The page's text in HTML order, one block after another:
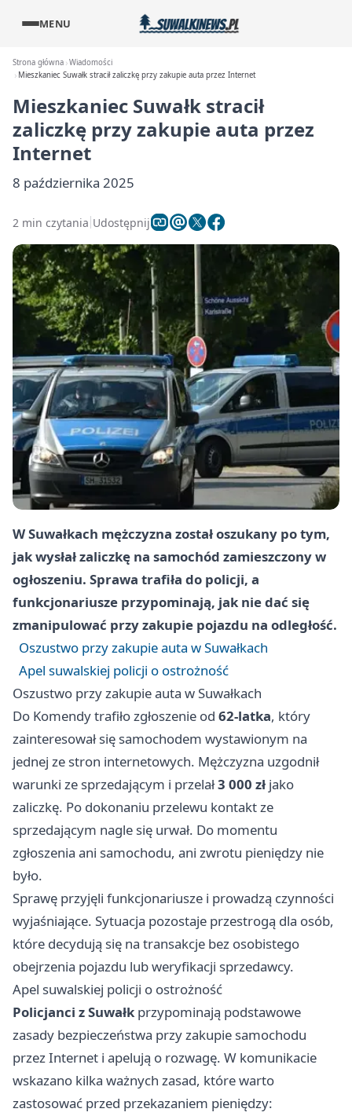
MENU
Strona główna Wiadomości
Mieszkaniec Suwałk stracił zaliczkę przy zakupie auta przez Internet
Mieszkaniec Suwałk stracił
zaliczkę przy zakupie auta przez
Internet
8 października 2025
2 min czytania Udostępnij
W Suwałkach mężczyzna został oszukany po tym,
jak wysłał zaliczkę na samochód zamieszczony w
ogłoszeniu. Sprawa trafiła do policji, a
funkcjonariusze przypominają, jak nie dać się
zmanipulować przy zakupie pojazdu na odległość.
Oszustwo przy zakupie auta w Suwałkach
Apel suwalskiej policji o ostrożność
Oszustwo przy zakupie auta w Suwałkach
Do Komendy trafiło zgłoszenie od 62-latka, który
zainteresował się samochodem wystawionym na
jednej ze stron internetowych. Mężczyzna uzgodnił
warunki ze sprzedającym i przelał3 000 zł jako
zaliczkę. Po dokonaniu przelewu kontakt ze
sprzedającym nagle się urwał. Do momentu
zgłoszenia ani samochodu, ani zwrotu pieniędzy nie
było.
Sprawę przyjęli funkcjonariusze i prowadzą czynności
wyjaśniające. Sytuacja pozostaje przestrogą dla osób,
które decydują się na transakcje bez osobistego
obejrzenia pojazdu lub weryfikacji sprzedawcy.
Apel suwalskiej policji o ostrożność
Policjanci z Suwałk przypominają podstawowe
zasady bezpieczeństwa przy zakupie samochodu
przez Internet i apelują o rozwagę. W komunikacie
wskazano kilka ważnych zasad, które warto
zastosować przed przekazaniem pieniędzy: